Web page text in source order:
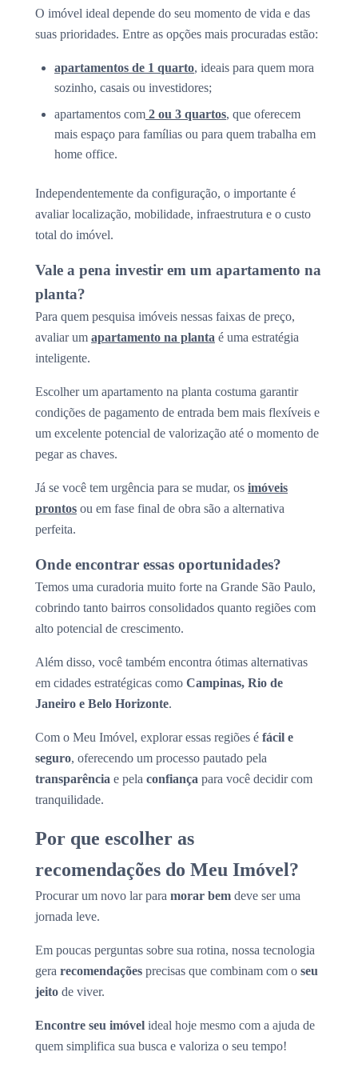
O imóvel ideal depende do seu momento de vida e das
suas prioridades. Entre as opções mais procuradas estão:
apartamentos de 1 quarto, ideais para quem mora
sozinho, casais ou investidores;
apartamentos com 2 ou 3 quartos, que oferecem
mais espaço para famílias ou para quem trabalha em
home office.
Independentemente da configuração, o importante é
avaliar localização, mobilidade, infraestrutura e o custo
total do imóvel.
Vale a pena investir em um apartamento na
planta?
Para quem pesquisa imóveis nessas faixas de preço,
avaliar um apartamento na planta é uma estratégia
inteligente.
Escolher um apartamento na planta costuma garantir
condições de pagamento de entrada bem mais flexíveis e
um excelente potencial de valorização até o momento de
pegar as chaves.
Já se você tem urgência para se mudar, os imóveis
prontos ou em fase final de obra são a alternativa
perfeita.
Onde encontrar essas oportunidades?
Temos uma curadoria muito forte na Grande São Paulo,
cobrindo tanto bairros consolidados quanto regiões com
alto potencial de crescimento.
Além disso, você também encontra ótimas alternativas
em cidades estratégicas como Campinas, Rio de
Janeiro e Belo Horizonte.
Com o Meu Imóvel, explorar essas regiões é fácil e
seguro, oferecendo um processo pautado pela
transparência e pela confiança para você decidir com
tranquilidade.
Por que escolher as
recomendações do Meu Imóvel?
Procurar um novo lar para morar bem deve ser uma
jornada leve.
Em poucas perguntas sobre sua rotina, nossa tecnologia
gera recomendações precisas que combinam com o seu
jeito de viver.
Encontre seu imóvel ideal hoje mesmo com a ajuda de
quem simplifica sua busca e valoriza o seu tempo!